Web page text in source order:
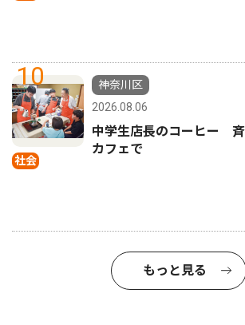
10
社会
神奈川区
2026.08.06
中学生店長のコーヒー
カフェで
もっと見る